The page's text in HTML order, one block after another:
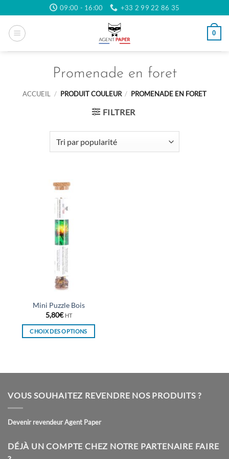
au
contenu
09:00 - 16:00 +33 2 99 22 86 35
0
Promenade en foret
ACCUEIL / PRODUIT COULEUR / PROMENADE EN FORET
FILTRER
Mini Puzzle Bois
5,80€ HT
CHOIX DES OPTIONS
plusieurs
Les
peuvent
sur
VOUS SOUHAITEZ REVENDRE NOS PRODUITS ?
Devenir revendeur Agent Paper
DÉJÀ UN COMPTE CHEZ NOTRE PARTENAIRE FAIRE